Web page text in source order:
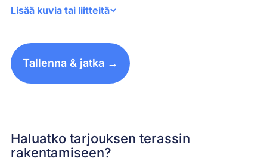
Lisää kuvia tai liitteitä
Tallenna & jatka →
Haluatko tarjouksen terassin
rakentamiseen?